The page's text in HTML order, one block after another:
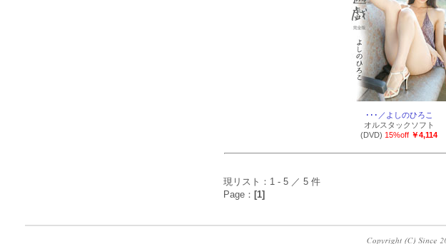
･･･／よしのひろこ
オルスタックソフト
(DVD) 15%off ￥4,114
現リスト：1 - 5 ／ 5 件
Page： [1]